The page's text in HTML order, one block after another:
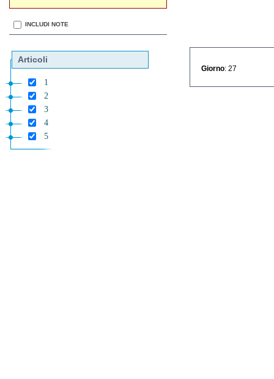
INCLUDI NOTE
Articoli
1
2
3
4
5
Giorno : 27